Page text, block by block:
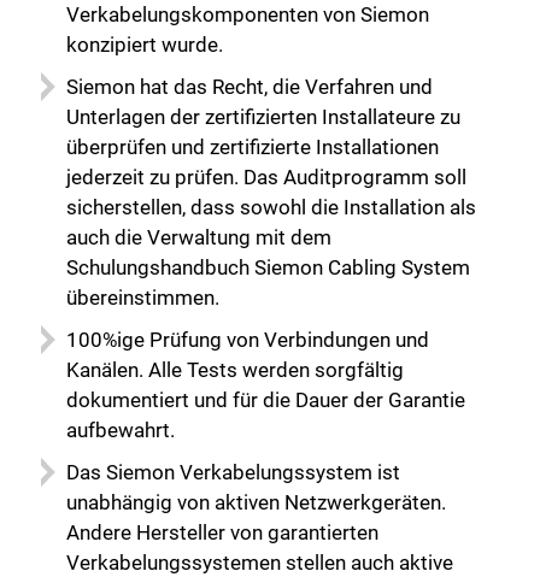
Verkabelungskomponenten von Siemon
konzipiert wurde.
Siemon hat das Recht, die Verfahren und
Unterlagen der zertifizierten Installateure zu
überprüfen und zertifizierte Installationen
jederzeit zu prüfen. Das Auditprogramm soll
sicherstellen, dass sowohl die Installation als
auch die Verwaltung mit dem
Schulungshandbuch Siemon Cabling System
übereinstimmen.
100%ige Prüfung von Verbindungen und
Kanälen. Alle Tests werden sorgfältig
dokumentiert und für die Dauer der Garantie
aufbewahrt.
Das Siemon Verkabelungssystem ist
unabhängig von aktiven Netzwerkgeräten.
Andere Hersteller von garantierten
Verkabelungssystemen stellen auch aktive